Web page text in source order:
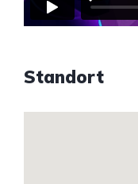
Standort